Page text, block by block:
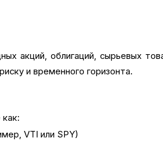
акций, облигаций, сырьевых
и временного горизонта.
VTI или SPY)